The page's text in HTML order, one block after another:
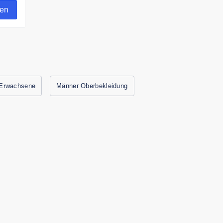
Männer Oberbekleidung